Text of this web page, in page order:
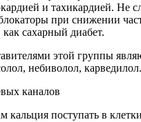
и тахикардией. Не
при снижении
сахарный диабет.
этой группы
небиволол, карведилол.
каналов
кальция поступать в